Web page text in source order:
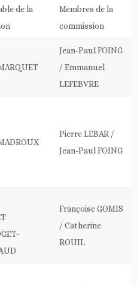
de la
Membres de la
commission
Jean-Paul FOING
/ Emmanuel
LEFEBVRE
Pierre LEBAR /
Jean-Paul FOING
Françoise GOMIS
/ Catherine
ROUIL